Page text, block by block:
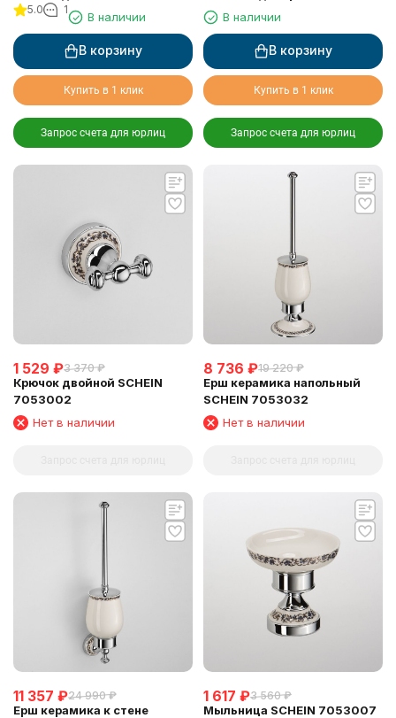
(7053040)
5.0 1
В наличии
В корзину
Купить в 1 клик
Запрос счета для юрлиц
(7053037)
В наличии
В корзину
Купить в 1 клик
Запрос счета для юрлиц
1 529 ₽3 370 ₽
Крючок двойной SCHEIN
7053002
Нет в наличии
8 736 ₽19 220 ₽
Ерш керамика напольный
SCHEIN 7053032
Нет в наличии
11 357 ₽24 990 ₽
Ерш керамика к стене
1 617 ₽3 560 ₽
Мыльница SCHEIN 7053007